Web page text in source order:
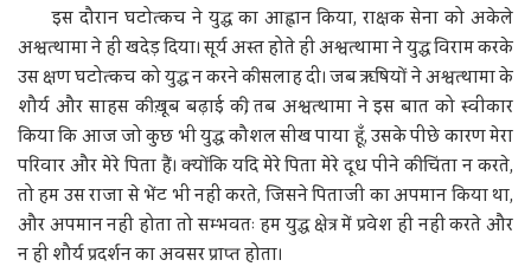
इस दौरान घटोत्कच ने युद्ध का आह्वान किया, राक्षक सेना को अकेले
अश्वत्थामा ने ही खदेड़ दिया। सूर्य अस्त होते ही अश्वत्थामा ने युद्ध विराम करके
उस क्षण घटोत्कच को युद्ध न करने की सलाह दी। जब ऋषियों ने अश्वत्थामा के
शौर्य और साहस की ख़ूब बढ़ाई की, तब अश्वत्थामा ने इस बात को स्वीकार
किया कि आज जो कुछ भी युद्ध कौशल सीख पाया हूँ, उसके पीछे कारण मेरा
परिवार और मेरे पिता हैं। क्योंकि यदि मेरे पिता मेरे दूध पीने की चिंता न करते,
तो हम उस राजा से भेंट भी नहीं करते, जिसने पिताजी का अपमान किया था,
और अपमान नहीं होता तो सम्भवतः हम युद्ध क्षेत्र में प्रवेश ही नहीं करते और
न ही शौर्य प्रदर्शन का अवसर प्राप्त होता।